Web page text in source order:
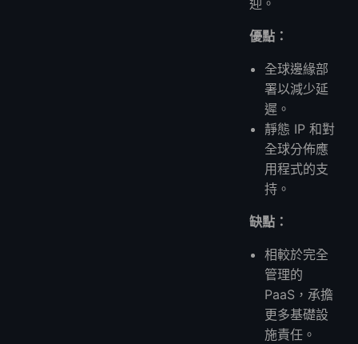
迎。
優點：
全球邊緣部
署以減少延
遲。
靜態 IP 和對
全球分佈應
用程式的支
持。
缺點：
相較於完全
管理的
PaaS，承擔
更多基礎設
施責任。